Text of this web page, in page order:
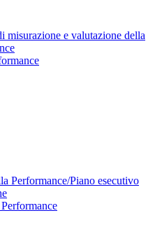
misurazione e valutazione della
Performance/Piano esecutivo